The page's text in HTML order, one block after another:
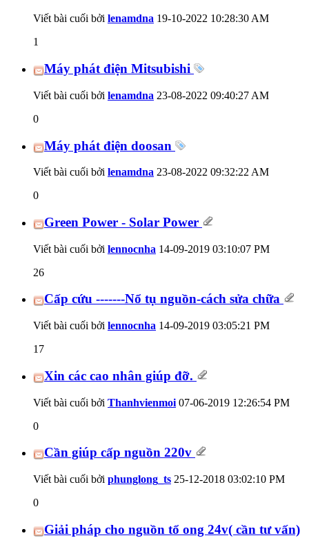
Viết bài cuối bởi lenamdna 19-10-2022 10:28:30 AM
1
Máy phát điện Mitsubishi
Viết bài cuối bởi lenamdna 23-08-2022 09:40:27 AM
0
Máy phát điện doosan
Viết bài cuối bởi lenamdna 23-08-2022 09:32:22 AM
0
Green Power - Solar Power
Viết bài cuối bởi lennocnha 14-09-2019 03:10:07 PM
26
Cấp cứu -------Nổ tụ nguồn-cách sửa chữa
Viết bài cuối bởi lennocnha 14-09-2019 03:05:21 PM
17
Xin các cao nhân giúp đỡ.
Viết bài cuối bởi Thanhvienmoi 07-06-2019 12:26:54 PM
0
Cần giúp cấp nguồn 220v
Viết bài cuối bởi phunglong_ts 25-12-2018 03:02:10 PM
0
Giải pháp cho nguồn tổ ong 24v( cần tư vấn)